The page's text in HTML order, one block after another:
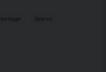
Skenor